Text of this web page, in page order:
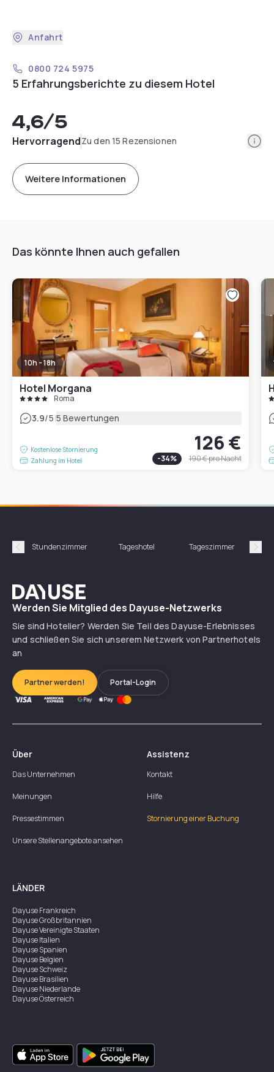
Anfahrt
0800 724 5975
5 Erfahrungsberichte zu diesem Hotel
4,6/5
HervorragendZu den 15 Rezensionen
Weitere Informationen
Das könnte Ihnen auch gefallen
10h - 18h
Hotel Morgana
Roma
3.9/5|5 Bewertungen
Kostenlose Stornierung
Zahlung im Hotel
126 €
-34% 190 €pro Nacht
Précédent
Stundenzimmer Tageshotel Tageszimmer
Dayuse
Werden Sie Mitglied des Dayuse-Netzwerks
Sie sind Hotelier? Werden Sie Teil des Dayuse-Erlebnisses
und schließen Sie sich unserem Netzwerk von Partnerhotels
an
Partner werden! Portal-Login
Über
Das Unternehmen
Meinungen
Pressestimmen
Unsere Stellenangebote ansehen
Assistenz
Kontakt
Hilfe
Stornierung einer Buchung
LÄNDER
DayuseFrankreich
DayuseGroßbritannien
DayuseVereinigte Staaten
DayuseItalien
DayuseSpanien
DayuseBelgien
DayuseSchweiz
DayuseBrasilien
DayuseNiederlande
DayuseÖsterreich
DayuseSingapur
DayuseZweden
DayuseThailand